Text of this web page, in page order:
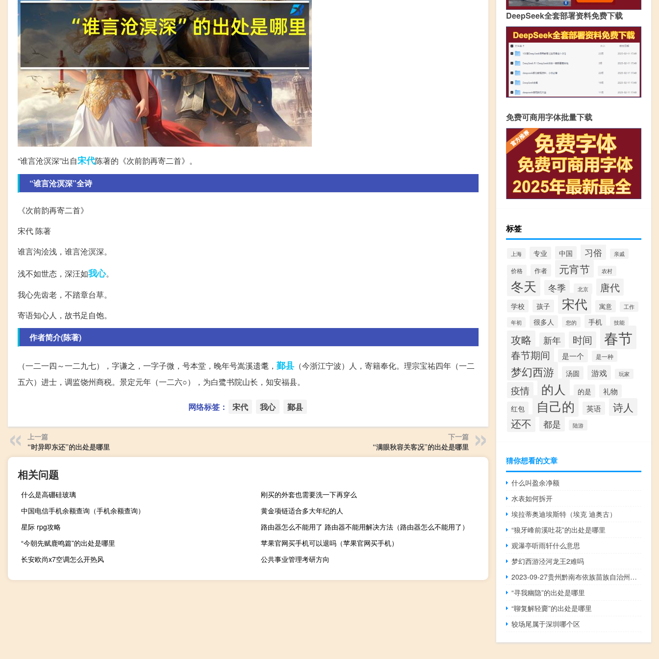
“谁言沧溟深”出自宋代陈著的《次前韵再寄二首》。
“谁言沧溟深”全诗
《次前韵再寄二首》
宋代 陈著
谁言沟浍浅，谁言沧溟深。
浅不如世态，深汪如我心。
我心先齿老，不踏章台草。
寄语知心人，故书足自饱。
作者简介(陈著)
（一二一四～一二九七），字谦之，一字子微，号本堂，晚年号嵩溪遗耄， 鄞县 （今浙江宁波）人，寄籍奉化。理宗宝祐四年（一二
五六）进士，调监饶州商税。景定元年（一二六○），为白鹭书院山长，知安福县。
网络标签： 宋代 我心 鄞县
上一篇
“时异即东还”的出处是哪里
下一篇
“满眼秋容关客况”的出处是哪里
相关问题
什么是高硼硅玻璃
刚买的外套也需要洗一下再穿么
中国电信手机余额查询（手机余额查询）
黄金项链适合多大年纪的人
星际 rpg攻略
路由器怎么不能用了 路由器不能用解决方法（路由器怎么不能用了）
“今朝先赋鹿鸣篇”的出处是哪里
苹果官网买手机可以退吗（苹果官网买手机）
长安欧尚x7空调怎么开热风
公共事业管理考研方向
DeepSeek全套部署资料免费下载
免费可商用字体批量下载
标签
上海 专业 中国 习俗 亲戚
价格 作者 元宵节 农村
冬天 冬季 北京 唐代
学校 孩子 宋代 寓意 工作
年初 很多人 您的 手机 技能
攻略 新年 时间 春节
春节期间 是一个 是一种
梦幻西游 汤圆 游戏 玩家
疫情 的人 的是
礼物
红包
自己的 英语
诗人
还不
都是 陆游
猜你想看的文章
什么叫盈余净额
水表如何拆开
埃拉蒂奥迪埃斯特（埃克 迪奥古）
“狼牙峰前溪吐花”的出处是哪里
观瀑亭听雨轩什么意思
梦幻西游泾河龙王2难吗
2023-09-27贵州黔南布依族苗族自治州长顺县(鹿茸菇)的报价是多少
“寻我幽隐”的出处是哪里
“聊复解轻齎”的出处是哪里
较场尾属于深圳哪个区